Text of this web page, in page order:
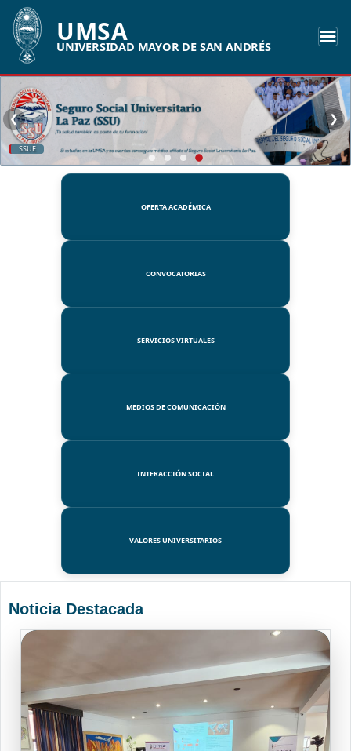
UMSA
UNIVERSIDAD MAYOR DE SAN ANDRÉS
SSUE
❮ ❯
OFERTA ACADÉMICA
CONVOCATORIAS
SERVICIOS VIRTUALES
MEDIOS DE COMUNICACIÓN
INTERACCIÓN SOCIAL
VALORES UNIVERSITARIOS
Noticia Destacada